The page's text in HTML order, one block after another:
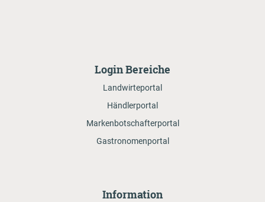
Login Bereiche
Landwirteportal
Händlerportal
Markenbotschafterportal
Gastronomenportal
Information